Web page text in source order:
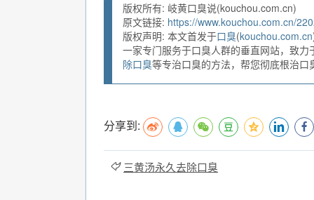
版权所有: 岐黄口臭说(kouchou.com.cn)
原文链接: https://www.kouchou.com.cn/
版权声明: 本文首发于口臭(kouchou.com.cn
一家专门服务于口臭人群的垂直网站，致力
除口臭等专治口臭的方法，帮您彻底根治
分享到:
三黄汤永久去除口臭